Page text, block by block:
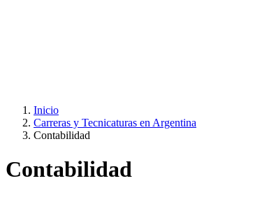
Inicio
Carreras y Tecnicaturas en Argentina
Contabilidad
Contabilidad